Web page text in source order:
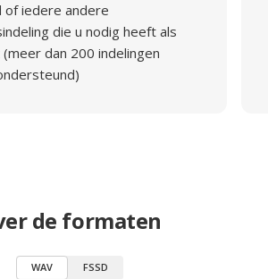
of iedere andere
die u nodig heeft als
dan 200 indelingen
de formaten
WAV FSSD